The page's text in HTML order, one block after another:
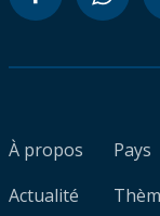
À propos
Actualité
Pays